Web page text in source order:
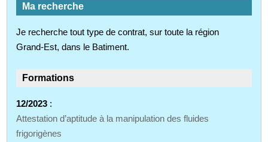
Ma recherche
Je recherche tout type de contrat, sur toute la région
Grand-Est, dans le Batiment.
Formations
12/2023 :
Attestation d’aptitude à la manipulation des fluides
frigorigènes